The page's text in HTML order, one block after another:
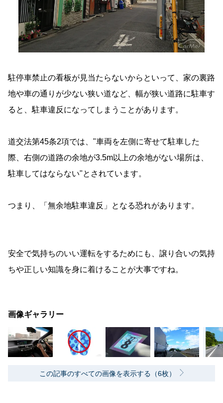
駐停車禁止の看板が見当たらないからといって、家の裏路
地や車の通りが少ない狭い道など、幅が狭い道路に駐車す
ると、駐車違反になってしまうことがあります。
道交法第45条2項では、"車両を左側に寄せて駐車した
際、右側の道路の余地が3.5m以上の余地がない場所は、
駐車してはならない"とされています。
つまり、「無余地駐車違反」となる恐れがあります。
安全で気持ちのいい運転をするためにも、譲り合いの気持
ちや正しい知識を身に着けることが大事ですね。
画像ギャラリー
この記事のすべての画像を表示する（6枚）